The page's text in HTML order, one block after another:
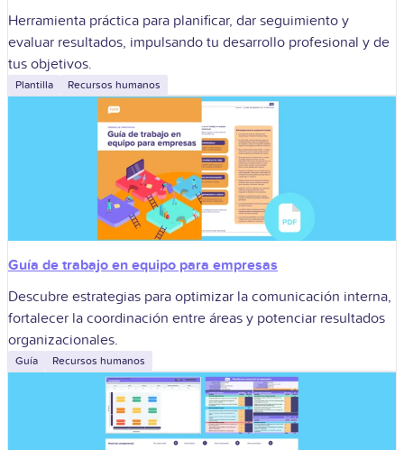
Herramienta práctica para planificar, dar seguimiento y
evaluar resultados, impulsando tu desarrollo profesional y de
tus objetivos.
Plantilla Recursos humanos
Guía de trabajo en equipo para empresas
Descubre estrategias para optimizar la comunicación interna,
fortalecer la coordinación entre áreas y potenciar resultados
organizacionales.
Guía Recursos humanos